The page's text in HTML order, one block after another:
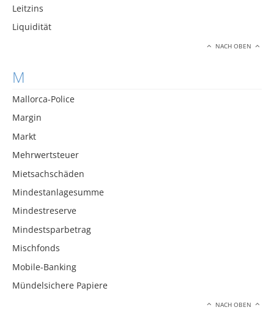
Leitzins
Liquidität
NACH OBEN
M
Mallorca-Police
Margin
Markt
Mehrwertsteuer
Mietsachschäden
Mindestanlagesumme
Mindestreserve
Mindestsparbetrag
Mischfonds
Mobile-Banking
Mündelsichere Papiere
NACH OBEN